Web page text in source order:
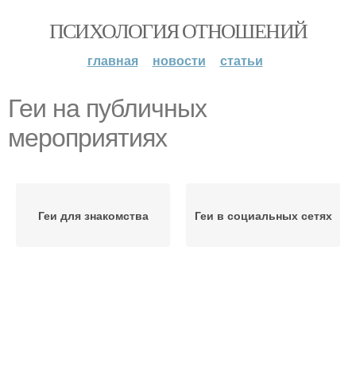
ПСИХОЛОГИЯ ОТНОШЕНИЙ
главная новости статьи
Геи на публичных
мероприятиях
Геи для знакомства Геи в социальных сетях